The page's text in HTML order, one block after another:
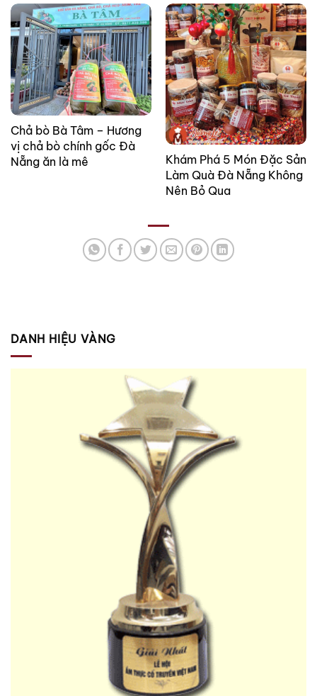
Chả bò Bà Tâm – Hương
vị chả bò chính gốc Đà
Nẵng ăn là mê
Khám Phá 5 Món Đặc Sản
Làm Quà Đà Nẵng Không
Nên Bỏ Qua
DANH HIỆU VÀNG